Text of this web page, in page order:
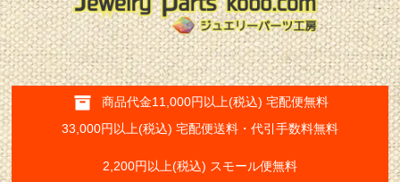
商品代金11,000円以上(税込) 宅配便無料
33,000円以上(税込) 宅配便送料・代引手数料無料
2,200円以上(税込) スモール便無料